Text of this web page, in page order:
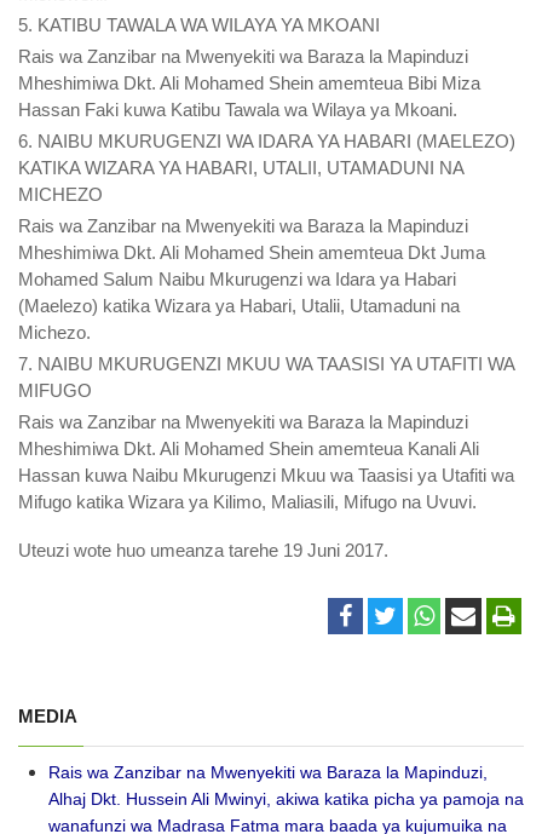
5. KATIBU TAWALA WA WILAYA YA MKOANI
Rais wa Zanzibar na Mwenyekiti wa Baraza la Mapinduzi
Mheshimiwa Dkt. Ali Mohamed Shein amemteua Bibi Miza
Hassan Faki kuwa Katibu Tawala wa Wilaya ya Mkoani.
6. NAIBU MKURUGENZI WA IDARA YA HABARI (MAELEZO)
KATIKA WIZARA YA HABARI, UTALII, UTAMADUNI NA
MICHEZO
Rais wa Zanzibar na Mwenyekiti wa Baraza la Mapinduzi
Mheshimiwa Dkt. Ali Mohamed Shein amemteua Dkt Juma
Mohamed Salum Naibu Mkurugenzi wa Idara ya Habari
(Maelezo) katika Wizara ya Habari, Utalii, Utamaduni na
Michezo.
7. NAIBU MKURUGENZI MKUU WA TAASISI YA UTAFITI WA
MIFUGO
Rais wa Zanzibar na Mwenyekiti wa Baraza la Mapinduzi
Mheshimiwa Dkt. Ali Mohamed Shein amemteua Kanali Ali
Hassan kuwa Naibu Mkurugenzi Mkuu wa Taasisi ya Utafiti wa
Mifugo katika Wizara ya Kilimo, Maliasili, Mifugo na Uvuvi.
Uteuzi wote huo umeanza tarehe 19 Juni 2017.
MEDIA
Rais wa Zanzibar na Mwenyekiti wa Baraza la Mapinduzi,
Alhaj Dkt. Hussein Ali Mwinyi, akiwa katika picha ya pamoja na
wanafunzi wa Madrasa Fatma mara baada ya kujumuika na